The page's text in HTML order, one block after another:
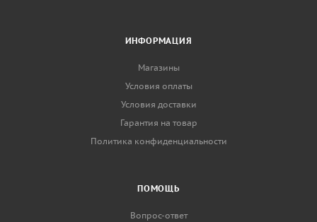
ИНФОРМАЦИЯ
Магазины
Условия оплаты
Условия доставки
Гарантия на товар
Политика конфиденциальности
ПОМОЩЬ
Вопрос-ответ